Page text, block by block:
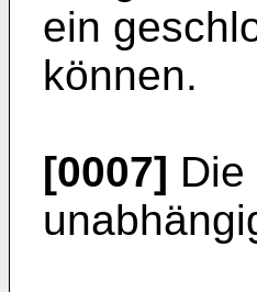
ein
können.
[0007]